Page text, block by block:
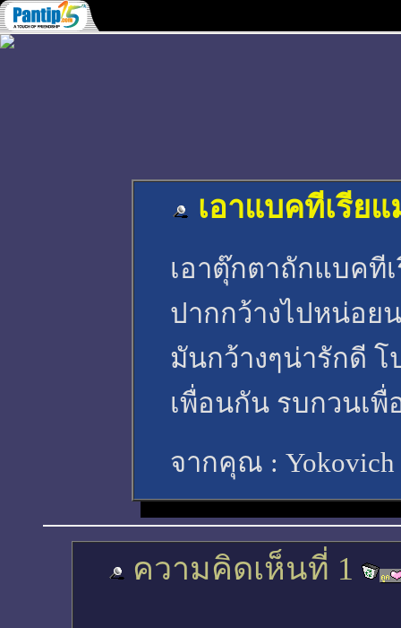
เอาแบคทีเรีย
เอาตุ๊กตาถักแบคที
ปากกว้างไปหน่อย
มันกว้างๆน่ารักดี โ
เพื่อนกัน รบกวนเ
จากคุณ : Yokovich
ความคิดเห็นที่ 1